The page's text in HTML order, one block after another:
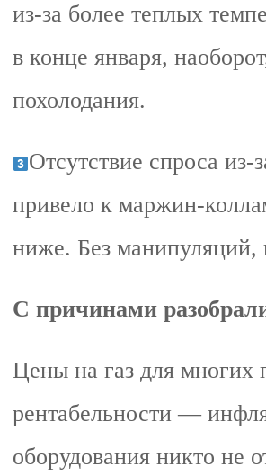
из-за более теплых
в конце января,
похолодания.
Отсутствие спроса из-
привело к маржин-
ниже. Без манипуляций,
С причинами
Цены на газ для многих
рентабельности —
оборудования никто не